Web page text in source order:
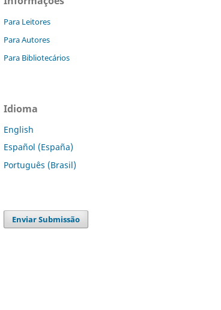
Para Leitores
Para Autores
Para Bibliotecários
Idioma
English
Español (España)
Português (Brasil)
Enviar Submissão